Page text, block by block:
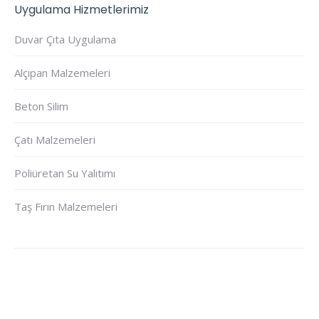
Uygulama Hizmetlerimiz
Duvar Çıta Uygulama
Alçıpan Malzemeleri
Beton Silim
Çatı Malzemeleri
Poliüretan Su Yalıtımı
Taş Fırın Malzemeleri